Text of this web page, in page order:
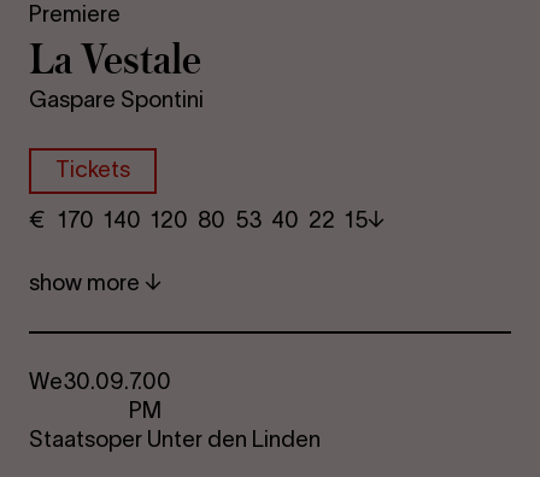
Premiere
La Vestale
Gaspare Spontini
Tickets
€ ​ 170 140 120​ 80 53 40​ 22 15
show more
We30.09.7.00
PM
Staatsoper Unter den Linden